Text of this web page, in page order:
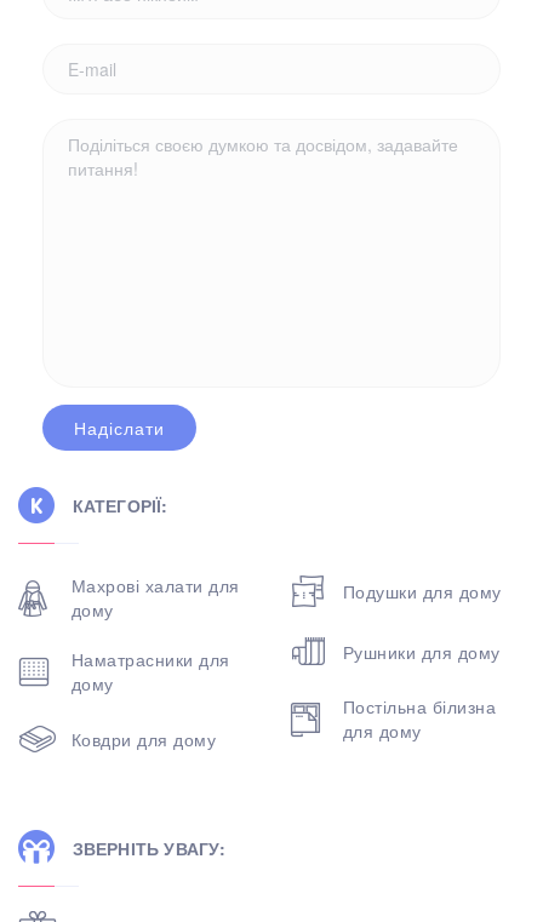
КАТЕГОРІЇ:
Махрові халати для
дому
Наматрасники для
дому
Ковдри для дому
Подушки для дому
Рушники для дому
Постільна білизна
для дому
ЗВЕРНІТЬ УВАГУ: